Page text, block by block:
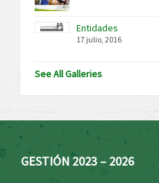
Entidades
17 julio, 2016
See All Galleries
GESTIÓN 2023 – 2026